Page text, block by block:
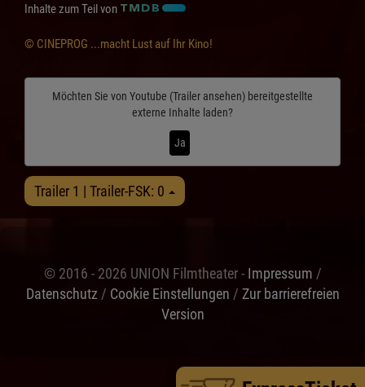
Inhalte zum Teil von
© CINEPROG ...macht Lust auf Ihr Kino!
Möchten Sie von Youtube (Trailer ansehen) bereitgestellte
externe Inhalte laden?
Ja
Trailer 1 | Trailer-FSK: 0
© 2016 - 2026 UNION Filmtheater - Impressum /
Datenschutz / Cookie Einstellungen / Zur barrierefreien
Version